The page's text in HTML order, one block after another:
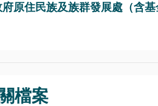
原住民族及族群發展處（含
檔案